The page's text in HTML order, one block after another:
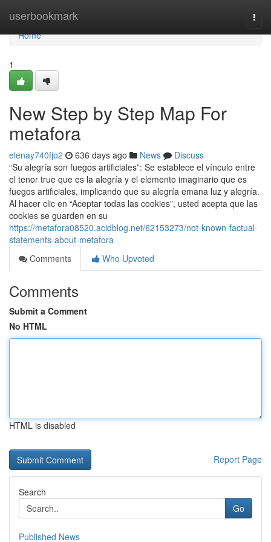
userbookmark
Home
Home
1
New Step by Step Map For
metafora
elenay740fjo2 636 days ago News
Discuss
“Su alegría son fuegos artificiales”: Se establece el vínculo entre
el tenor true que es la alegría y el elemento imaginario que es
fuegos artificiales, implicando que su alegría emana luz y alegría.
Al hacer clic en “Aceptar todas las cookies”, usted acepta que las
cookies se guarden en su
https://metafora08520.acidblog.net/62153273/not-known-factual-
statements-about-metafora
Comments
Who Upvoted
Comments
Submit a Comment
No HTML
HTML is disabled
Report Page
Search
Go
Published News